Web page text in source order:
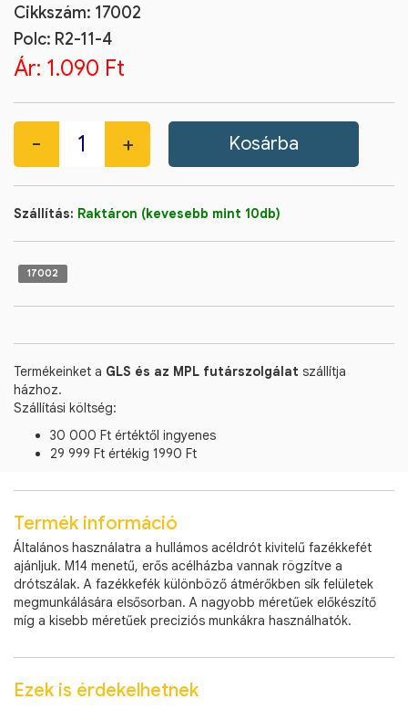
Cikkszám: 17002
Polc: R2-11-4
Ár: 1.090 Ft
Szállítás: Raktáron (kevesebb mint 10db)
17002
Termékeinket a GLS és az MPL futárszolgálat szállítja
házhoz.
Szállítási költség:
30 000 Ft értéktől ingyenes
29 999 Ft értékig 1990 Ft
Termék információ
Általános használatra a hullámos acéldrót kivitelű fazékkefét
ajánljuk. M14 menetű, erős acélházba vannak rögzítve a
drótszálak. A fazékkefék különböző átmérőkben sík felületek
megmunkálására elsősorban. A nagyobb méretűek előkészítő
míg a kisebb méretűek preciziós munkákra használhatók.
Ezek is érdekelhetnek